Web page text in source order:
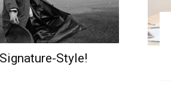
Style!